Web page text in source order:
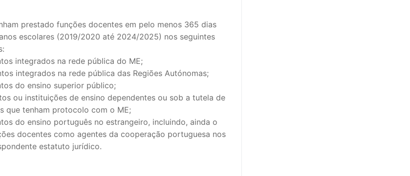
prestado funções docentes em pelo menos 365 dias
escolares (2019/2020 até 2024/2025) nos seguintes
integrados na rede pública do ME;
integrados na rede pública das Regiões Autónomas;
do ensino superior público;
ou instituições de ensino dependentes ou sob a tutela de
que tenham protocolo com o ME;
do ensino português no estrangeiro, incluindo, ainda o
docentes como agentes da cooperação portuguesa nos
estatuto jurídico.